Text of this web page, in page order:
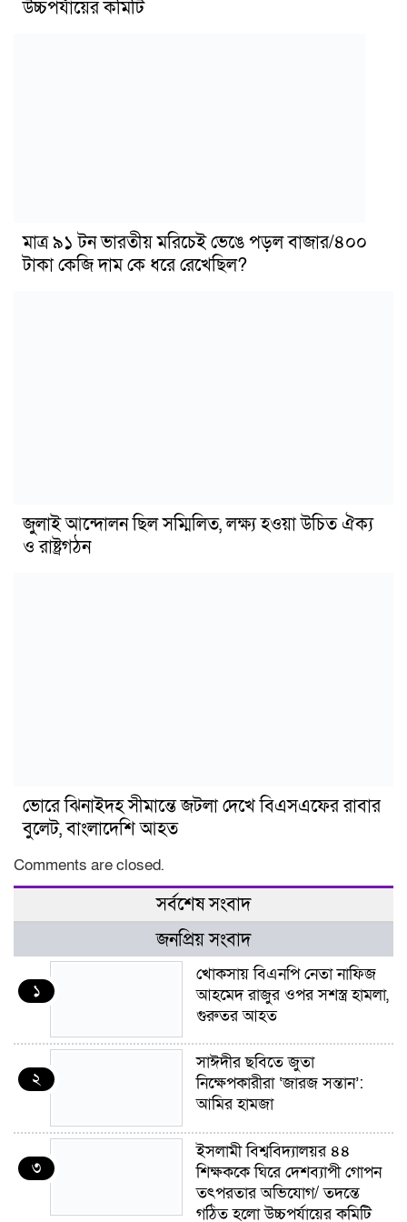
উচ্চপর্যায়ের কমিটি
মাত্র ৯১ টন ভারতীয় মরিচেই ভেঙে পড়ল বাজার/৪০০
টাকা কেজি দাম কে ধরে রেখেছিল?
জুলাই আন্দোলন ছিল সম্মিলিত, লক্ষ্য হওয়া উচিত ঐক্য
ও রাষ্ট্রগঠন
ভোরে ঝিনাইদহ সীমান্তে জটলা দেখে বিএসএফের রাবার
বুলেট, বাংলাদেশি আহত
Comments are closed.
সর্বশেষ সংবাদ
জনপ্রিয় সংবাদ
১
খোকসায় বিএনপি নেতা নাফিজ
আহমেদ রাজুর ওপর সশস্ত্র হামলা,
গুরুতর আহত
২
সাঈদীর ছবিতে জুতা
নিক্ষেপকারীরা ‘জারজ সন্তান’:
আমির হামজা
৩
ইসলামী বিশ্ববিদ্যালয়র ৪৪
শিক্ষককে ঘিরে দেশব্যাপী গোপন
তৎপরতার অভিযোগ/ তদন্তে
গঠিত হলো উচ্চপর্যায়ের কমিটি